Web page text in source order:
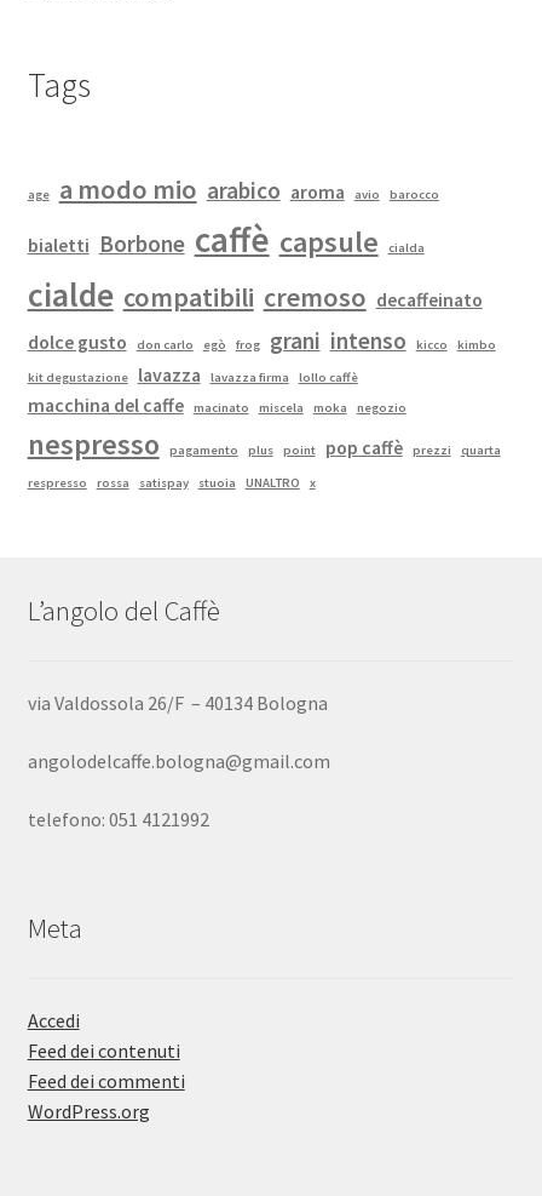
Tags
age a modo mio arabico aroma avio barocco
bialetti Borbone caffè capsule cialda
cialde compatibili cremoso decaffeinato
dolce gusto
don carlo egò frog grani intenso kicco kimbo
kit degustazione lavazza lavazza firma lollo caffè
macchina del caffe macinato miscela moka negozio
nespresso pagamento plus point pop caffè prezzi quarta
respresso rossa satispay stuoia UNALTRO x
L’angolo del Caffè
via Valdossola 26/F – 40134 Bologna
angolodelcaffe.bologna@gmail.com
telefono: 051 4121992
Meta
Accedi
Feed dei contenuti
Feed dei commenti
WordPress.org